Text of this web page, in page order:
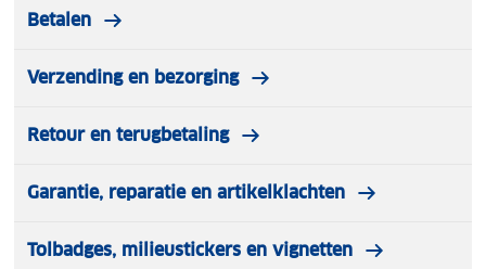
Betalen
Verzending en bezorging
Retour en terugbetaling
Garantie, reparatie en artikelklachten
Tolbadges, milieustickers en vignetten